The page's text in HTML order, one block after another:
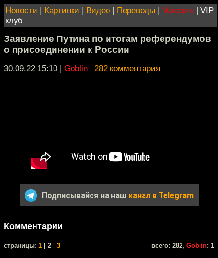
Новости | Картинки | Видео | Переводы | Магазин | VIP
клуб
Заявление Путина по итогам референдумов
о присоединении к России
30.09.22 15:10 | Goblin | 282 комментария
Подписывайся на наш канал в Telegram
Комментарии
cтраницы: 1 | 2 | 3 всего: 282, Goblin: 1